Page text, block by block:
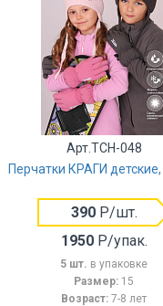
Арт.TCH-048
Перчатки КРАГИ
390Р/шт.
1950Р/упак.
5 шт. в упаковке
Размер: 15
Возраст: 7-8 лет